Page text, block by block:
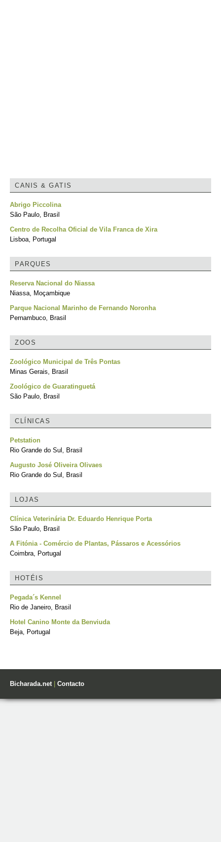
CANIS & GATIS
Abrigo Piccolina
São Paulo, Brasil
Centro de Recolha Oficial de Vila Franca de Xira
Lisboa, Portugal
PARQUES
Reserva Nacional do Niassa
Niassa, Moçambique
Parque Nacional Marinho de Fernando Noronha
Pernambuco, Brasil
ZOOS
Zoológico Municipal de Três Pontas
Minas Gerais, Brasil
Zoológico de Guaratinguetá
São Paulo, Brasil
CLÍNICAS
Petstation
Rio Grande do Sul, Brasil
Augusto José Oliveira Olivaes
Rio Grande do Sul, Brasil
LOJAS
Clínica Veterinária Dr. Eduardo Henrique Porta
São Paulo, Brasil
A Fitónia - Comércio de Plantas, Pássaros e Acessórios
Coimbra, Portugal
HOTÉIS
Pegada´s Kennel
Rio de Janeiro, Brasil
Hotel Canino Monte da Benviuda
Beja, Portugal
Bicharada.net| Contacto